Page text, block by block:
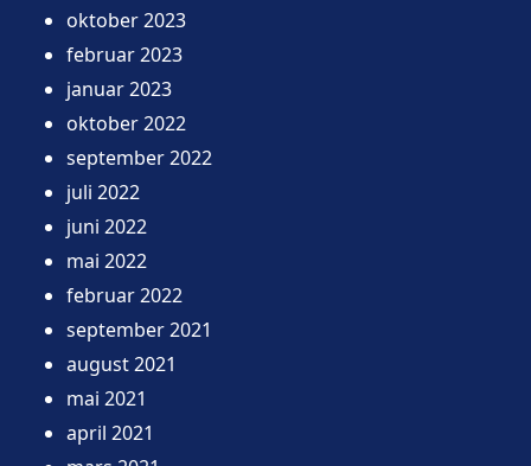
oktober 2023
februar 2023
januar 2023
oktober 2022
september 2022
juli 2022
juni 2022
mai 2022
februar 2022
september 2021
august 2021
mai 2021
april 2021